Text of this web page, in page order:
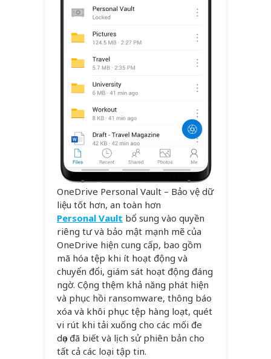
OneDrive Personal Vault – Bảo vệ dữ
liệu tốt hơn, an toàn hơn
Personal Vault bổ sung vào quyền
riêng tư và bảo mật mạnh mẽ của
OneDrive hiện cung cấp, bao gồm
mã hóa tệp khi ít hoạt động và
chuyển đổi, giám sát hoạt động đáng
ngờ. Cộng thệm khả năng phát hiện
và phục hồi ransomware, thông báo
xóa và khôi phục tệp hàng loạt, quét
vi rút khi tải xuống cho các mối đe
dọa đã biết và lịch sử phiên bản cho
tất cả các loại tập tin.